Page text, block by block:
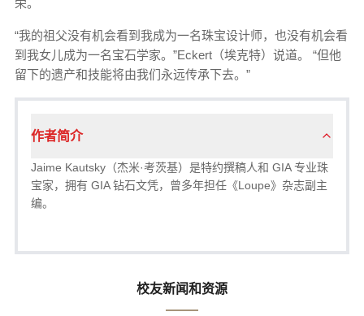
“我的祖父没有机会看到我成为一名珠宝设计师，也没有机会看
到我女儿成为一名宝石学家。”Eckert（埃克特）说道。 “但他
留下的遗产和技能将由我们永远传承下去。”
作者简介
Jaime Kautsky（杰米·考茨基）是特约撰稿人和 GIA 专业珠
宝家，拥有 GIA 钻石文凭，曾多年担任《Loupe》杂志副主
编。
校友新闻和资源